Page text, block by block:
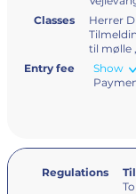
Classes
Herrer
til mølle
Entry fee
Show
Regulations